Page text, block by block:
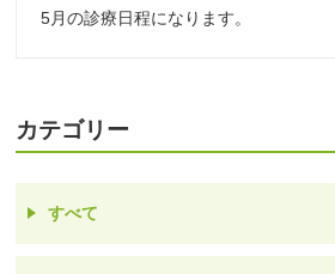
5月の診療日程になります。
カテゴリー
すべて